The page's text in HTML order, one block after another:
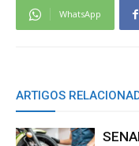
WhatsApp
ARTIGOS